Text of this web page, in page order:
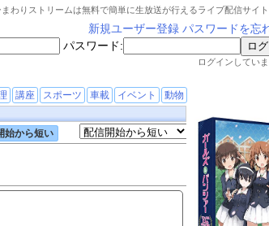
まわりストリームは無料で簡単に生放送が行えるライブ配信サイト
新規ユーザー登録 パスワードを忘
パスワード:
ログインしていま
講座 スポーツ 車載 イベント 動物
始から短い